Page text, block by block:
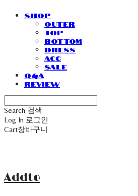
SHOP
Outer
Top
Bottom
Dress
Acc
Sale
Q&A
Review
Search 검색
Log In 로그인
Cart장바구니
Addto